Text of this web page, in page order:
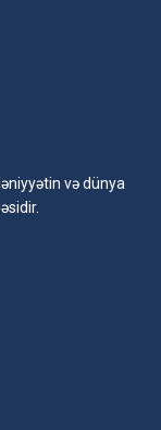
və dünya